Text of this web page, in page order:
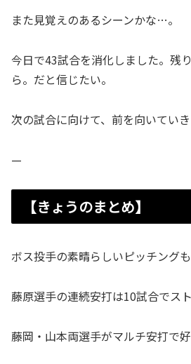
また見覚えのあるシーンかな…。
今日で43試合を消化しました。残
ら。だと信じたい。
次の試合に向けて、前を向いていき
—
【きょうのまとめ】
ボス投手の素晴らしいピッチング
藤原選手の連続安打は10試合でス
藤岡・山本両選手がマルチ安打で